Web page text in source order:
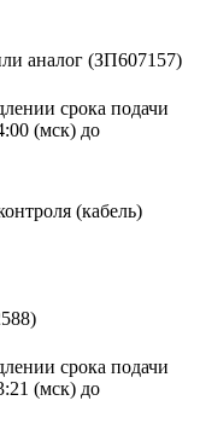
аналог (ЗП607157)
срока подачи
(мск) до
(кабель)
срока подачи
(мск) до